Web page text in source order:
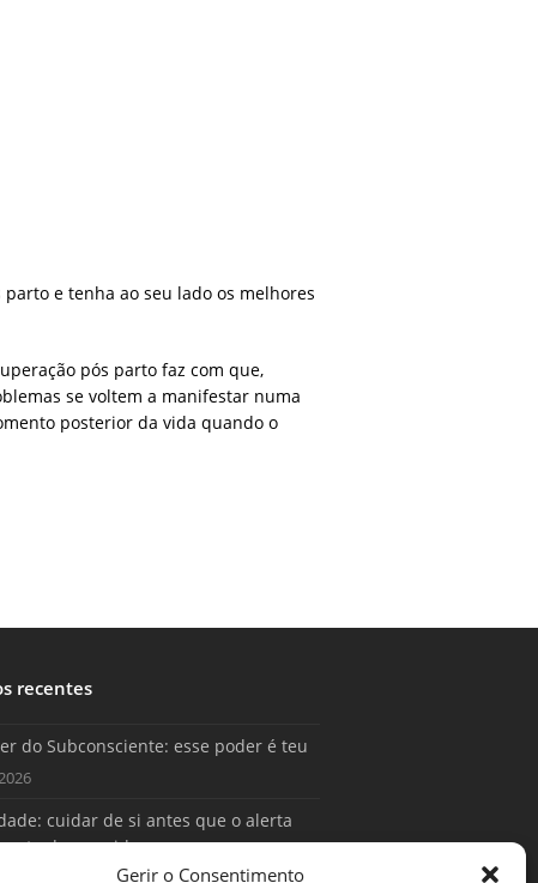
Gerir o Consentimento
e tenha ao seu lado os melhores
pós parto faz com que,
se voltem a manifestar numa
posterior da vida quando o
recentes
do Subconsciente: esse poder é teu
cuidar de si antes que o alerta
da sua vida